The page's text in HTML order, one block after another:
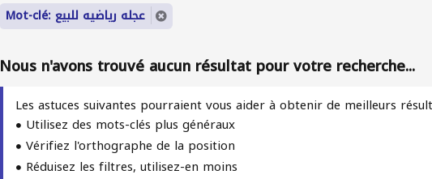
Mot-clé: عجله رياضيه للبيع
Nous n'avons trouvé aucun résultat pour votre recherche...
Les astuces suivantes pourraient vous aider à obtenir de meilleurs
Utilisez des mots-clés plus généraux
Vérifiez l'orthographe de la position
Réduisez les filtres, utilisez-en moins